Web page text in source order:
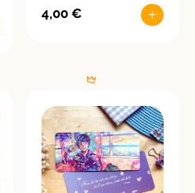
4,00€ +